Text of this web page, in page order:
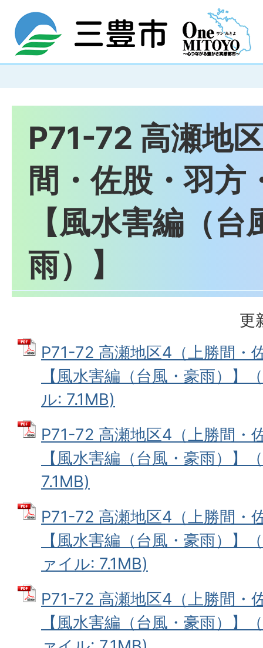
P71-72 高瀬地
間・佐股・羽方
【風水害編（台
雨）】
更
P71-72 高瀬地区4（上勝間・
【風水害編（台風・豪雨）】
ル: 7.1MB)
P71-72 高瀬地区4（上勝間・
【風水害編（台風・豪雨）】
7.1MB)
P71-72 高瀬地区4（上勝間・
【風水害編（台風・豪雨）】
ァイル: 7.1MB)
P71-72 高瀬地区4（上勝間・
【風水害編（台風・豪雨）】